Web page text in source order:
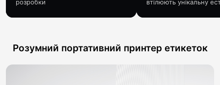
розробки
втілюють унікальну
Розумний портативний принтер етикеток